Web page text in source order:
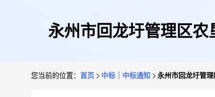
永州市回龙圩管理区
您当前的位置： 首页 中标｜中标通知 永州市回龙圩管